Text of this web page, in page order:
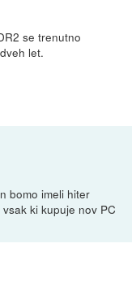
se trenutno
let.
bomo imeli hiter
ki kupuje nov PC